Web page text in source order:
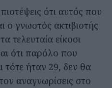
ότι αυτός που
ο γνωστός ακτιβιστής
τελευταία είκοσι
ότι παρόλο που
τότε ήταν 29, δεν θα
αναγνωρίσεις στο